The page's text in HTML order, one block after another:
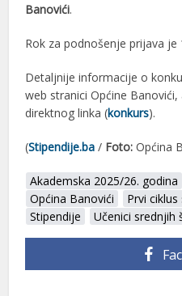
Banovići.
Rok za podnošenje prijava je
Detaljnije informacije o
web stranici Općine
direktnog linka (konkurs).
(Stipendije.ba / Foto: Općina
Akademska 2025/26. godina
Općina Banovići
Prvi
Stipendije
Učenici srednjih